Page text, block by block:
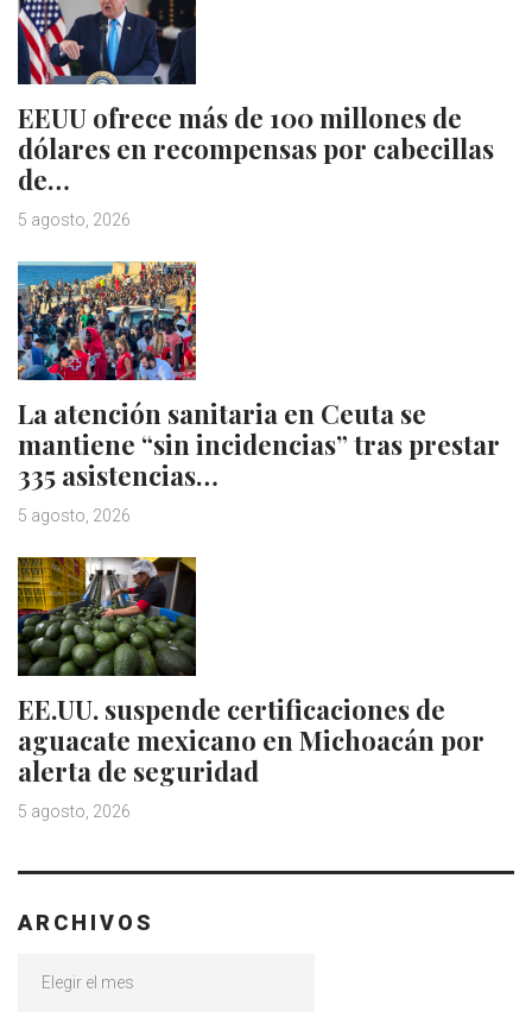
EEUU ofrece más de 100 millones de
dólares en recompensas por cabecillas
de…
5 agosto, 2026
La atención sanitaria en Ceuta se
mantiene “sin incidencias” tras prestar
335 asistencias…
5 agosto, 2026
EE.UU. suspende certificaciones de
aguacate mexicano en Michoacán por
alerta de seguridad
5 agosto, 2026
ARCHIVOS